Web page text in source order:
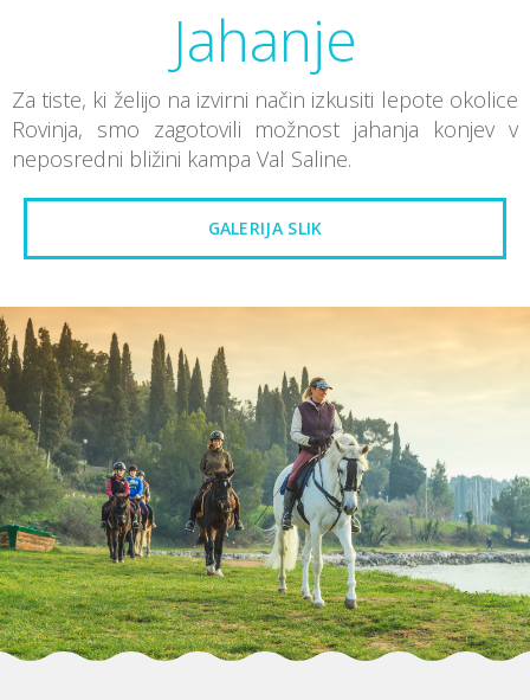
Jahanje
Za tiste, ki želijo na izvirni način izkusiti lepote okolice
Rovinja, smo zagotovili možnost jahanja konjev v
neposredni bližini kampa Val Saline.
GALERIJA SLIK